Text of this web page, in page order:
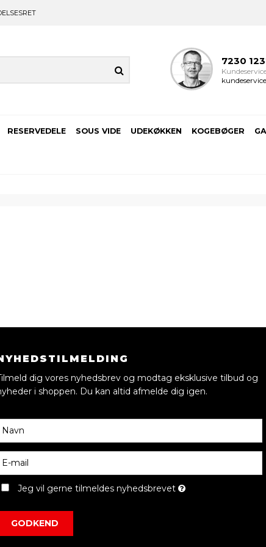
7230
RESERVEDELE SOUS VIDE UDEKØKKEN KOGEBØGER
dig vores nyhedsbrev og modtag eksklusive tilbud og
i shoppen. Du kan altid afmelde dig igen.
Jeg vil gerne tilmeldes nyhedsbrevet
GODKEND